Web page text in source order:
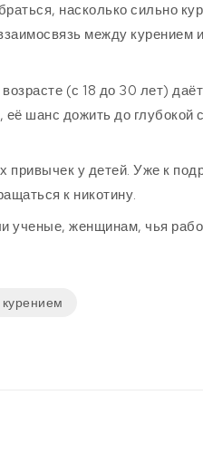
насколько сильно
между курением
(с 18 до 30 лет)
шанс дожить до глубокой
у детей. Уже к
к никотину.
ученые, женщинам, чья